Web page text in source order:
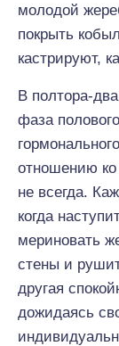
молодой
покрыть
кастрируют,
В полтора-
фаза
отношению ко
не всегда.
когда
мериновать
стены и
другая
дожидаясь